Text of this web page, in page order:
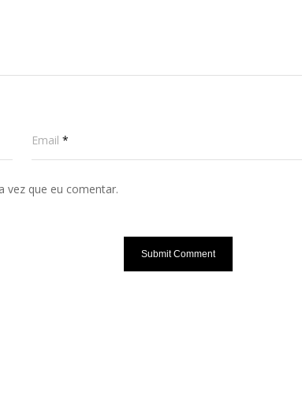
Email *
vez que eu comentar.